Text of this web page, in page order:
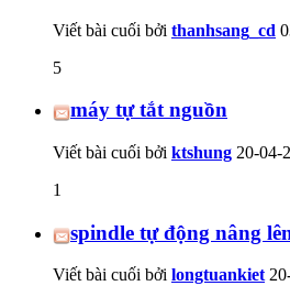
Viết bài cuối bởi thanhsang_cd
5
máy tự tắt nguồn
Viết bài cuối bởi ktshung 20-04-
1
spindle tự động nâng
Viết bài cuối bởi longtuankiet